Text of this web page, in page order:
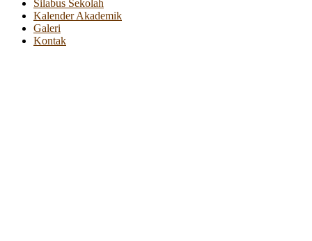
Silabus Sekolah
Kalender Akademik
Galeri
Kontak